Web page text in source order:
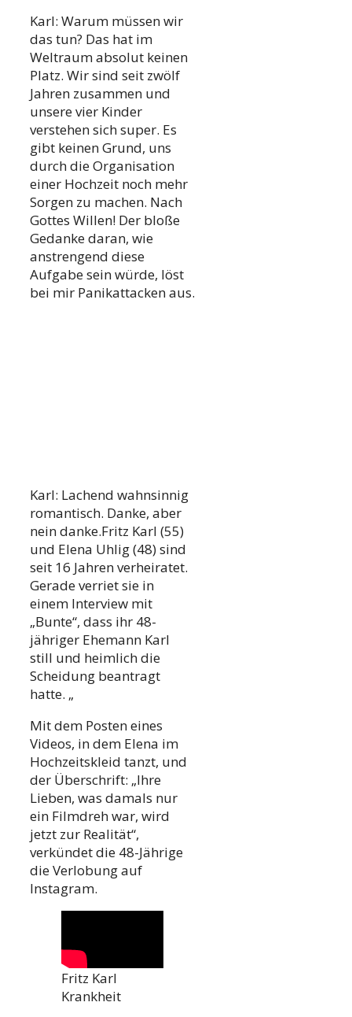
Karl: Warum müssen wir
das tun? Das hat im
Weltraum absolut keinen
Platz. Wir sind seit zwölf
Jahren zusammen und
unsere vier Kinder
verstehen sich super. Es
gibt keinen Grund, uns
durch die Organisation
einer Hochzeit noch mehr
Sorgen zu machen. Nach
Gottes Willen! Der bloße
Gedanke daran, wie
anstrengend diese
Aufgabe sein würde, löst
bei mir Panikattacken aus.
Karl: Lachend wahnsinnig
romantisch. Danke, aber
nein danke.Fritz Karl (55)
und Elena Uhlig (48) sind
seit 16 Jahren verheiratet.
Gerade verriet sie in
einem Interview mit
„Bunte“, dass ihr 48-
jähriger Ehemann Karl
still und heimlich die
Scheidung beantragt
hatte. „
Mit dem Posten eines
Videos, in dem Elena im
Hochzeitskleid tanzt, und
der Überschrift: „Ihre
Lieben, was damals nur
ein Filmdreh war, wird
jetzt zur Realität“,
verkündet die 48-Jährige
die Verlobung auf
Instagram.
Fritz Karl
Krankheit